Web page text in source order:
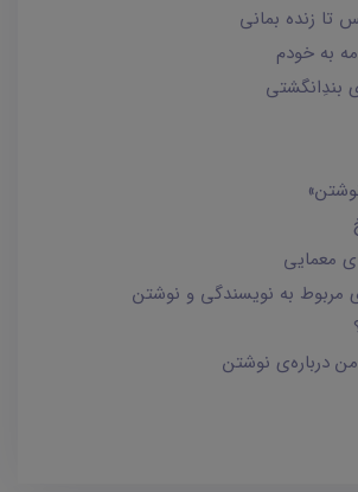
تا زنده بمانی
بندِانگشتی
معمایی
مربوط به نویسندگی و نوشتن
درباره‌ی نوشتن